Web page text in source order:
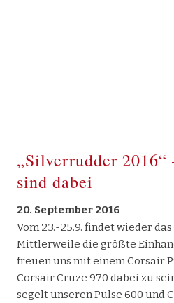
„Silverrudder
sind dabei
20. September 2016
Vom 23.-25.9. findet wieder
Mittlerweile die größte
freuen uns mit einem Corsair
Corsair Cruze 970 dabei zu
segelt unseren Pulse 600 und